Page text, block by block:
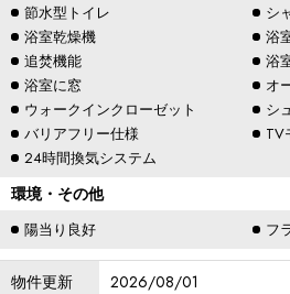
節水型トイレ
シ
浴室乾燥機
浴
追焚機能
浴
浴室に窓
オ
ウォークインクローゼット
シ
バリアフリー仕様
TV
24時間換気システム
環境・その他
陽当り良好 フ
物件更新
2026/08/01